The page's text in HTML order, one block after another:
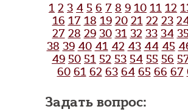
1 2 3 4 5 6 7 8 9 10 11 12
16 17 18 19 20 21 22 23
27 28 29 30 31 32 33 34
38 39 40 41 42 43 44 45
49 50 51 52 53 54 55 56
60 61 62 63 64 65 66 67
Задать вопрос: